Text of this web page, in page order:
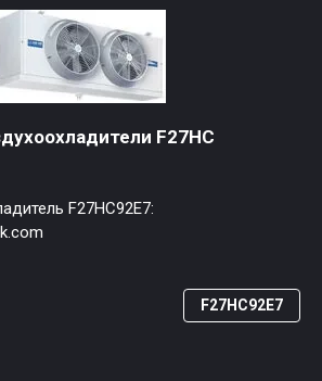
F27HC
F27HC92E7:
F27HC92E7